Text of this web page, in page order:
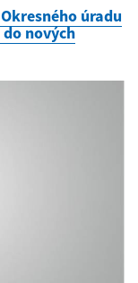
úradu
nových